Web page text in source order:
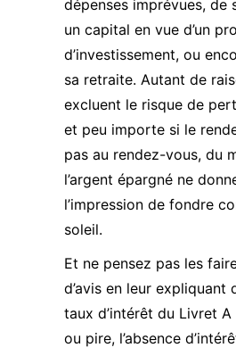
dépenses imprévues, de
un capital en vue d’un
d’investissement, ou
sa retraite. Autant de
excluent le risque de
et peu importe si le
pas au rendez-vous, du
l’argent épargné ne
l’impression de fondre
soleil.
Et ne pensez pas les
d’avis en leur expliquant
taux d’intérêt du Livret
ou pire, l’absence